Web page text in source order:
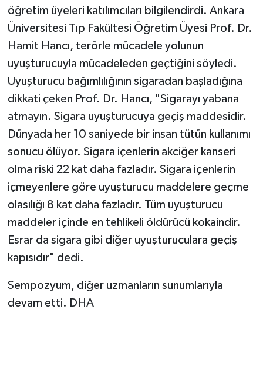
öğretim üyeleri katılımcıları bilgilendirdi. Ankara
Üniversitesi Tıp Fakültesi Öğretim Üyesi Prof. Dr.
Hamit Hancı, terörle mücadele yolunun
uyuşturucuyla mücadeleden geçtiğini söyledi.
Uyuşturucu bağımlılığının sigaradan başladığına
dikkati çeken Prof. Dr. Hancı, "Sigarayı yabana
atmayın. Sigara uyuşturucuya geçiş maddesidir.
Dünyada her 10 saniyede bir insan tütün kullanımı
sonucu ölüyor. Sigara içenlerin akciğer kanseri
olma riski 22 kat daha fazladır. Sigara içenlerin
içmeyenlere göre uyuşturucu maddelere geçme
olasılığı 8 kat daha fazladır. Tüm uyuşturucu
maddeler içinde en tehlikeli öldürücü kokaindir.
Esrar da sigara gibi diğer uyuşturuculara geçiş
kapısıdır" dedi.
Sempozyum, diğer uzmanların sunumlarıyla
devam etti. DHA